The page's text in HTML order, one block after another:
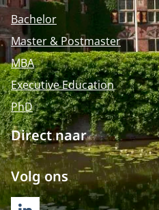
Bachelor
Master & Postmaster
MBA
Executive Education
PhD
Direct naar
Volg ons